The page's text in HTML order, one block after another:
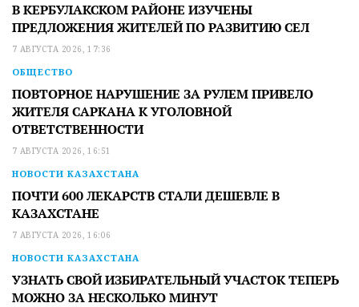
В КЕРБУЛАКСКОМ РАЙОНЕ ИЗУЧЕНЫ
ПРЕДЛОЖЕНИЯ ЖИТЕЛЕЙ ПО РАЗВИТИЮ СЕЛ
7 АВГУСТА 2026, 17:36
ОБЩЕСТВО
ПОВТОРНОЕ НАРУШЕНИЕ ЗА РУЛЕМ ПРИВЕЛО
ЖИТЕЛЯ САРКАНА К УГОЛОВНОЙ
ОТВЕТСТВЕННОСТИ
7 АВГУСТА 2026, 16:51
НОВОСТИ КАЗАХСТАНА
ПОЧТИ 600 ЛЕКАРСТВ СТАЛИ ДЕШЕВЛЕ В
КАЗАХСТАНЕ
7 АВГУСТА 2026, 16:06
НОВОСТИ КАЗАХСТАНА
УЗНАТЬ СВОЙ ИЗБИРАТЕЛЬНЫЙ УЧАСТОК ТЕПЕРЬ
МОЖНО ЗА НЕСКОЛЬКО МИНУТ